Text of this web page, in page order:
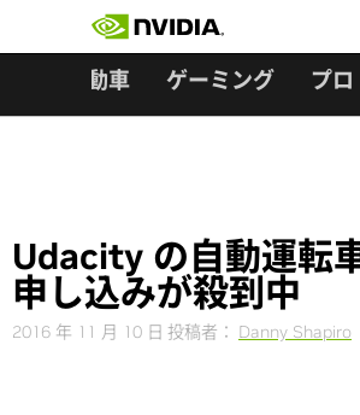
自動車 ゲーミング プロ
Udacity の自動運転
申し込みが殺到中
2016 年 11 月 10 日 投稿者： Danny Shapiro